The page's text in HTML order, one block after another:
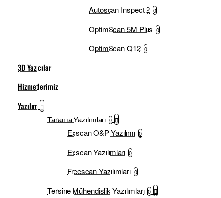
Autoscan Inspect 2 0
OptimScan 5M Plus 0
OptimScan Q12 0
3D Yazıcılar
Hizmetlerimiz
Yazılım
Tarama Yazılımları 0
Exscan O&P Yazılımı 0
Exscan Yazılımları 0
Freescan Yazılımları 0
Tersine Mühendislik Yazılımları 0